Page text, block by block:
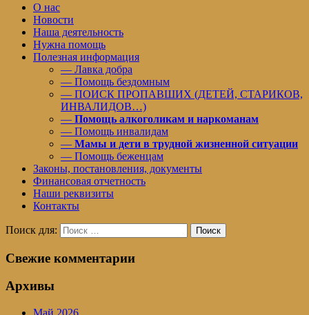
О нас
Новости
Наша деятельность
Нужна помощь
Полезная информация
— Лавка добра
— Помощь бездомным
— ПОИСК ПРОПАВШИХ (ДЕТЕЙ, СТАРИКОВ,
ИНВАЛИДОВ…)
— Помощь алкоголикам и наркоманам
— Помощь инвалидам
— Мамы и дети в трудной жизненной ситуации
— Помощь беженцам
Законы, постановления, документы
Финансовая отчетность
Наши реквизиты
Контакты
Поиск для: Поиск
Свежие комментарии
Архивы
Май 2026